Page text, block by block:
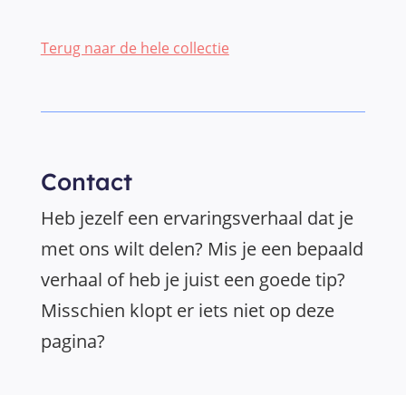
Terug naar de hele collectie
Contact
Heb jezelf een ervaringsverhaal dat je
met ons wilt delen? Mis je een bepaald
verhaal of heb je juist een goede tip?
Misschien klopt er iets niet op deze
pagina?